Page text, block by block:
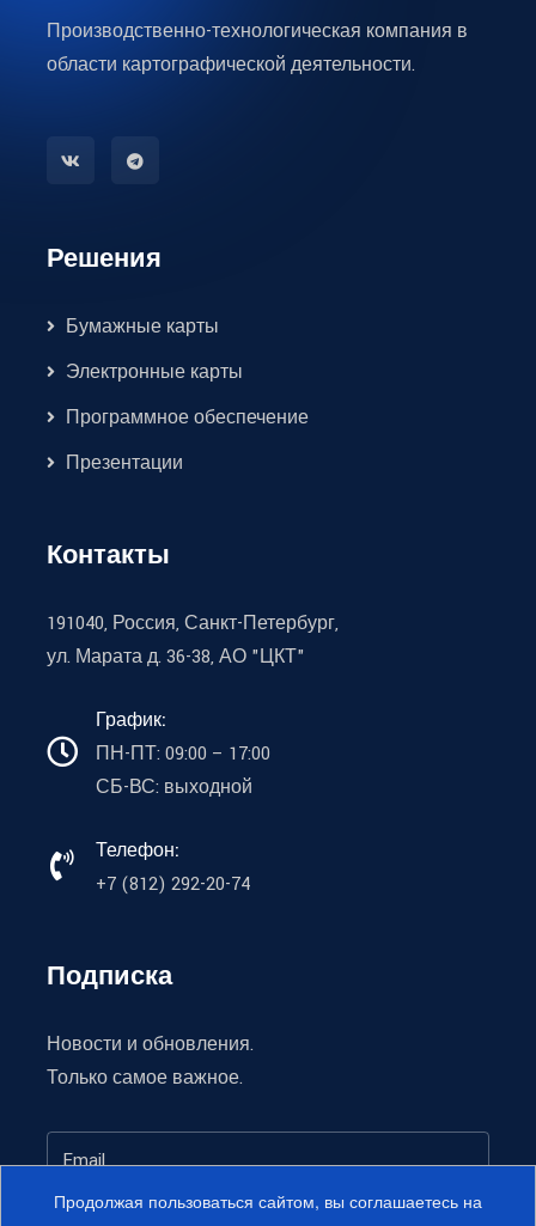
Производственно-технологическая компания в
области картографической деятельности.
Решения
Бумажные карты
Электронные карты
Программное обеспечение
Презентации
Контакты
191040, Россия, Санкт-Петербург,
ул. Марата д. 36-38, АО "ЦКТ"
График:
ПН-ПТ: 09:00 – 17:00
СБ-ВС: выходной
Телефон:
+7 (812) 292-20-74
Подписка
Новости и обновления.
Только самое важное.
Продолжая пользоваться сайтом, вы соглашаетесь на